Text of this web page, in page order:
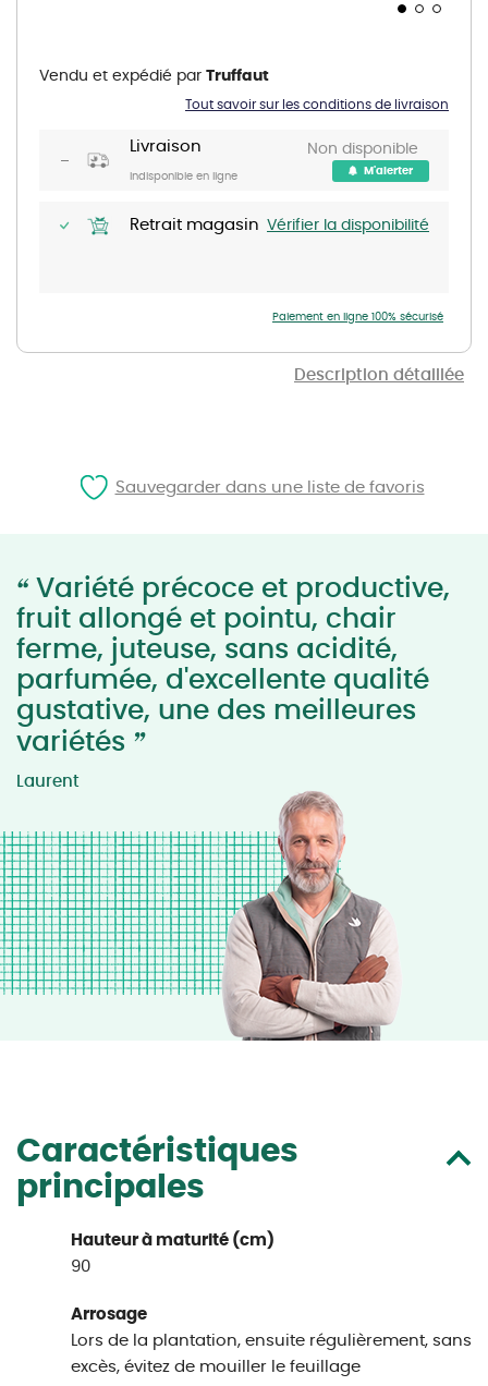
Description détaillée
beginning
Livraison
Indisponible en ligne
Non disponible
M'alerter
Retrait magasin Vérifier la disponibilité
Tout savoir sur les conditions de livraison
Vendu et expédié par Truffaut
Paiement en ligne 100% sécurisé
“ Variété précoce et productive,
fruit allongé et pointu, chair
ferme, juteuse, sans acidité,
parfumée, d'excellente qualité
gustative, une des meilleures
variétés ”
Laurent
Caractéristiques
principales
Hauteur à maturité (cm)
90
Arrosage
Lors de la plantation, ensuite régulièrement, sans
excès, évitez de mouiller le feuillage
Sauvegarder dans une liste de favoris